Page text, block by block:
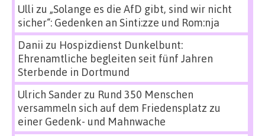
Ulli zu „Solange es die AfD gibt, sind wir nicht
sicher“: Gedenken an Sinti:zze und Rom:nja
Danii zu Hospizdienst Dunkelbunt:
Ehrenamtliche begleiten seit fünf Jahren
Sterbende in Dortmund
Ulrich Sanderzu Rund 350 Menschen
versammeln sich auf dem Friedensplatz zu
einer Gedenk- und Mahnwache